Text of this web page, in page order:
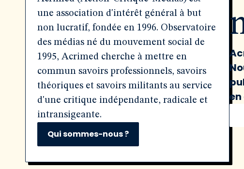
une association d'intérêt général à but
non lucratif, fondée en 1996. Observatoire
des médias né du mouvement social de
1995, Acrimed cherche à mettre en
commun savoirs professionnels, savoirs
théoriques et savoirs militants au service
d'une critique indépendante, radicale et
intransigeante.
Qui sommes-nous ?